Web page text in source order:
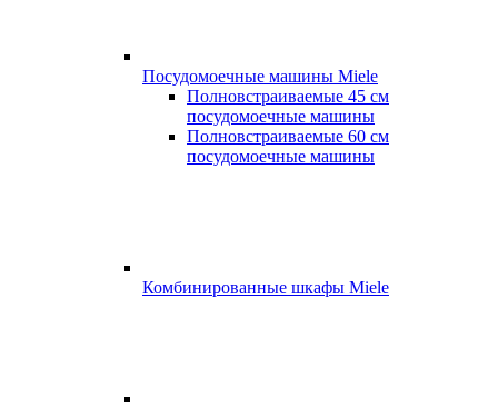
Посудомоечные машины Miele
Полновстраиваемые 45 см
посудомоечные машины
Полновстраиваемые 60 см
посудомоечные машины
Комбинированные шкафы Miele